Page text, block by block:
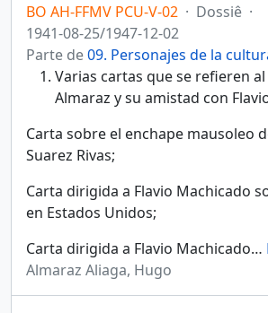
BO AH-FFMV PCU-V-02 · Dossiê ·
1941-08-25/1947-12-02
Parte de09. Personajes de la
Varias cartas que se refieren
Almaraz y su amistad con
Carta sobre el enchape mausoleo
Suarez Rivas;
Carta dirigida a Flavio Machicado
en Estados Unidos;
Carta dirigida a Flavio Machicado…
Almaraz Aliaga, Hugo